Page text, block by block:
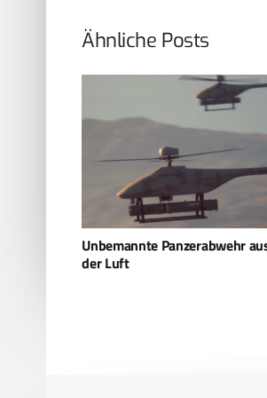
Ähnliche Posts
Accenture: Gösta Albrecht wird
Managing Director & Sales Lead